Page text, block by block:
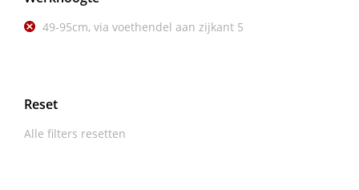
49-95cm, via voethendel aan zijkant 5
Reset
Alle filters resetten